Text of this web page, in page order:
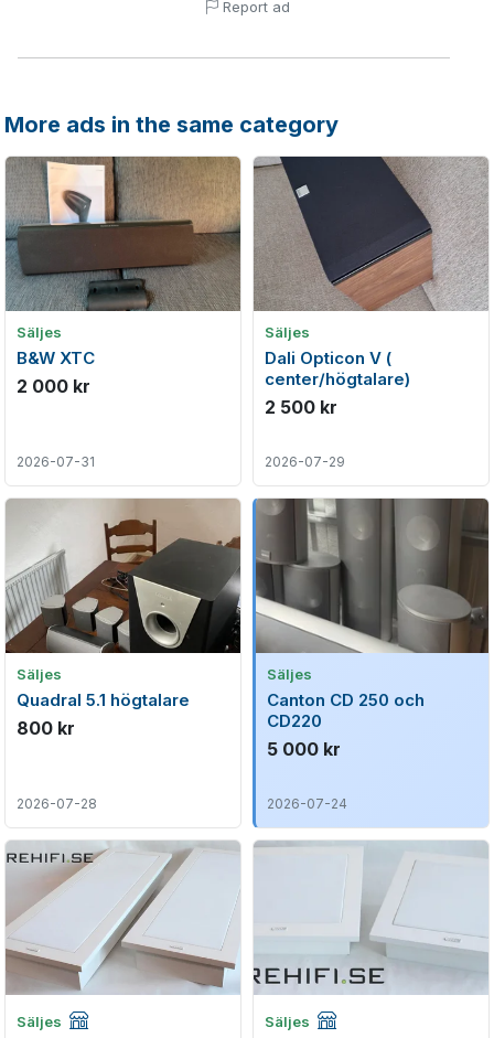
Report ad
More ads in the same category
Säljes
B&W XTC
2 000 kr
2026-07-31
Säljes
Dali Opticon V (
center/högtalare)
2 500 kr
2026-07-29
Säljes
Quadral 5.1 högtalare
800 kr
2026-07-28
Säljes
Canton CD 250 och
CD220
5 000 kr
2026-07-24
Säljes Företagsannons Säljes Företagsannons